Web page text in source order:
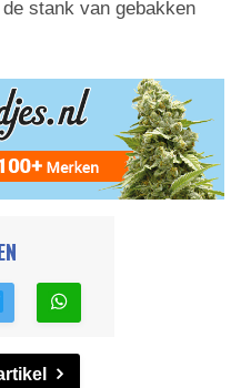
stank van gebakken